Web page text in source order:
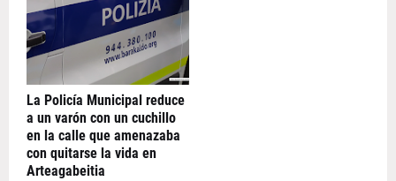
La Policía Municipal reduce
a un varón con un cuchillo
en la calle que amenazaba
con quitarse la vida en
Arteagabeitia